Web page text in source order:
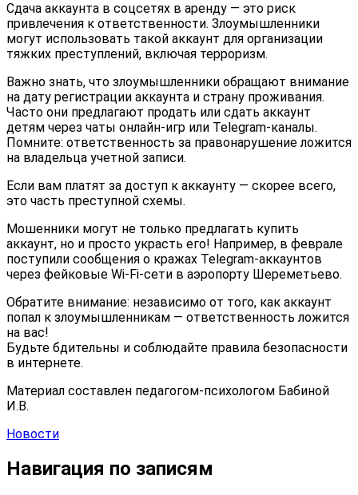
Сдача аккаунта в соцсетях в аренду — это риск
привлечения к ответственности. Злоумышленники
могут использовать такой аккаунт для организации
тяжких преступлений, включая терроризм.
Важно знать, что злоумышленники обращают внимание
на дату регистрации аккаунта и страну проживания.
Часто они предлагают продать или сдать аккаунт
детям через чаты онлайн-игр или Telegram-каналы.
Помните: ответственность за правонарушение ложится
на владельца учетной записи.
Если вам платят за доступ к аккаунту — скорее всего,
это часть преступной схемы.
Мошенники могут не только предлагать купить
аккаунт, но и просто украсть его! Например, в феврале
поступили сообщения о кражах Telegram-аккаунтов
через фейковые Wi-Fi-сети в аэропорту Шереметьево.
Обратите внимание: независимо от того, как аккаунт
попал к злоумышленникам — ответственность ложится
на вас!
Будьте бдительны и соблюдайте правила безопасности
в интернете.
Материал составлен педагогом-психологом Бабиной
И.В.
Новости
Навигация по записям